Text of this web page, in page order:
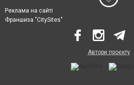
Реклама на сайті
Франшиза "CitySites"
Автори проєкту